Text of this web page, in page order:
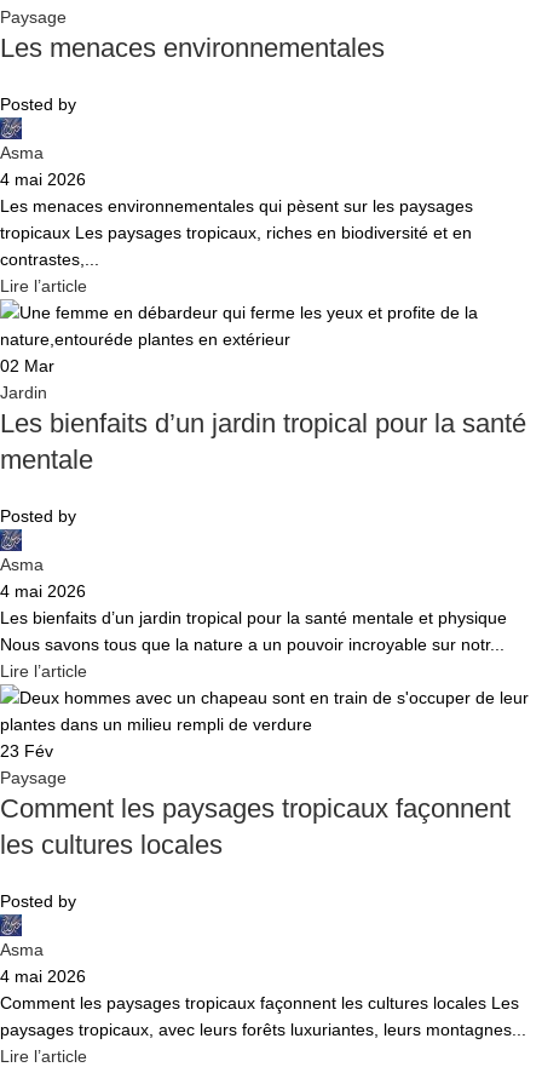
Paysage
Les menaces environnementales
Posted by
Asma
4 mai 2026
Les menaces environnementales qui pèsent sur les paysages
tropicaux Les paysages tropicaux, riches en biodiversité et en
contrastes,...
Lire l’article
02 Mar
Jardin
Les bienfaits d’un jardin tropical pour la santé
mentale
Posted by
Asma
4 mai 2026
Les bienfaits d’un jardin tropical pour la santé mentale et physique
Nous savons tous que la nature a un pouvoir incroyable sur notr...
Lire l’article
23 Fév
Paysage
Comment les paysages tropicaux façonnent
les cultures locales
Posted by
Asma
4 mai 2026
Comment les paysages tropicaux façonnent les cultures locales Les
paysages tropicaux, avec leurs forêts luxuriantes, leurs montagnes...
Lire l’article